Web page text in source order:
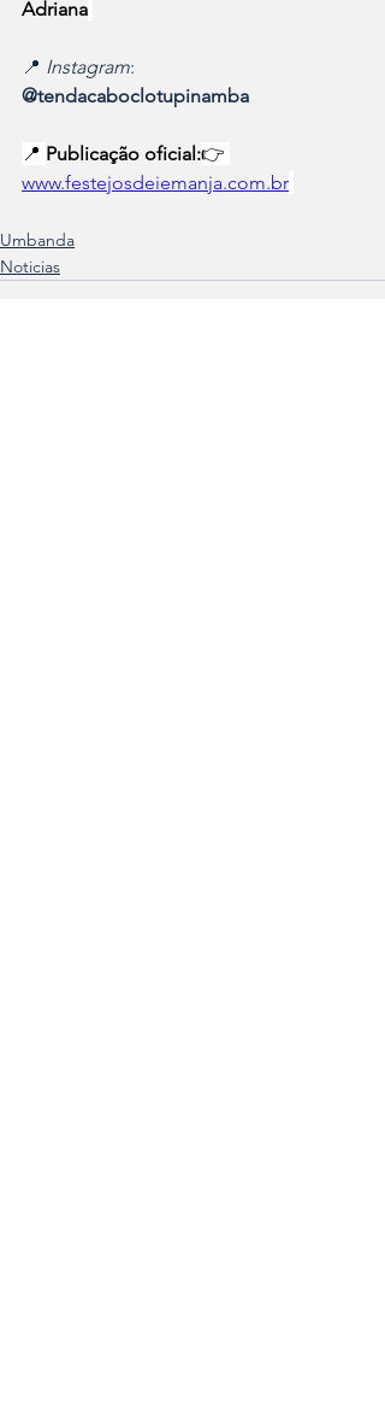
Adriana
📍 Instagram:
@tendacaboclotupinamba
📍 Publicação oficial:👉
www.festejosdeiemanja.com.br
Umbanda
Noticias